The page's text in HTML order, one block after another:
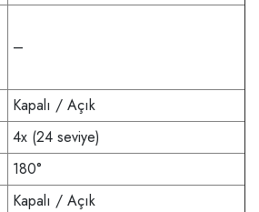
–
Kapalı / Açık
4x (24 seviye)
180°
Kapalı / Açık